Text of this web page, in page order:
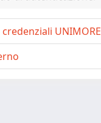
UNIMORE